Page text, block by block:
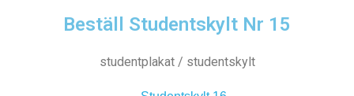
Beställ Studentskylt Nr 15
studentplakat / studentskylt